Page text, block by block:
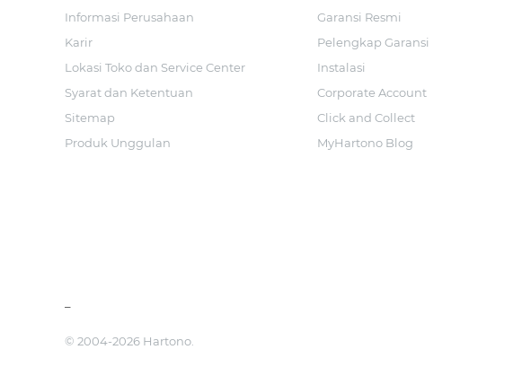
Informasi Perusahaan
Karir
Lokasi Toko dan Service Center
Syarat dan Ketentuan
Sitemap
Produk Unggulan
Garansi Resmi
Pelengkap Garansi
Instalasi
Corporate Account
Click and Collect
MyHartono Blog
© 2004-2026 Hartono.